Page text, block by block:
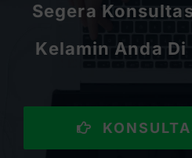
Segera
Kelamin Anda